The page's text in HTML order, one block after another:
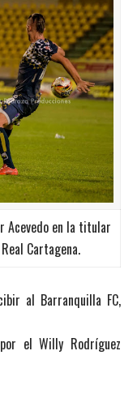
Acevedo en la titular
Cartagena.
al Barranquilla FC,
el Willy Rodríguez